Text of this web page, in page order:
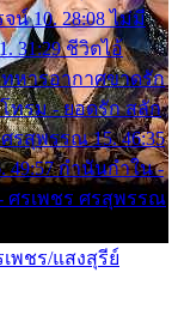
น์ 10. 28:08 ไม่มี
31:29 ชีวิตไอ้
ทหารอากาศขาดรัก
โทรม - ยอดรัก สลัก
รสุพรรณ 15. 46:35
49:57 กำนันกำใน -
ศรเพชร ศรสุพรรณ
พชร/แสงสุรีย์